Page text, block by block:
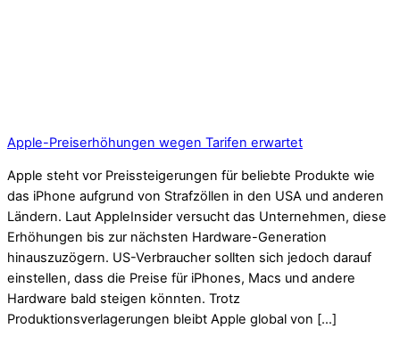
Apple-Preiserhöhungen wegen Tarifen erwartet
Apple steht vor Preissteigerungen für beliebte Produkte wie
das iPhone aufgrund von Strafzöllen in den USA und anderen
Ländern. Laut AppleInsider versucht das Unternehmen, diese
Erhöhungen bis zur nächsten Hardware-Generation
hinauszuzögern. US-Verbraucher sollten sich jedoch darauf
einstellen, dass die Preise für iPhones, Macs und andere
Hardware bald steigen könnten. Trotz
Produktionsverlagerungen bleibt Apple global von […]